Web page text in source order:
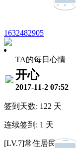
1632482905
TA的每日心情
开心
2017-11-2 07:52
签到天数: 122 天
连续签到: 1 天
[LV.7]常住居民III